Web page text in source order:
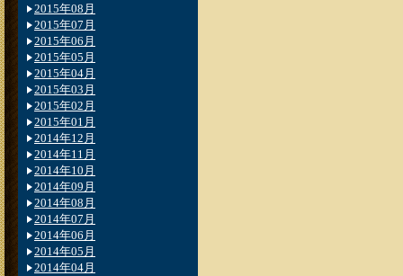
2015年08月
2015年07月
2015年06月
2015年05月
2015年04月
2015年03月
2015年02月
2015年01月
2014年12月
2014年11月
2014年10月
2014年09月
2014年08月
2014年07月
2014年06月
2014年05月
2014年04月